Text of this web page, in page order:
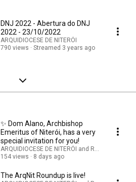
DNJ 2022 - Abertura do DNJ
2022 - 23/10/2022
ARQUIDIOCESE DE NITERÓI
790 views
Streamed 3 years ago
✨ Dom Alano, Archbishop
Emeritus of Niterói, has a very
special invitation for you!
ARQUIDIOCESE DE NITERÓI and Rádio
154 views
8 days ago
The ArqNit Roundup is live!